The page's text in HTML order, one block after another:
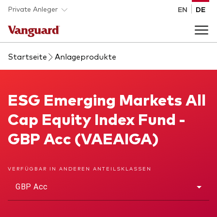
Skip to main content
Private Anleger EN DE
Anlageprodukte
Produktart
ETFs
Wissen
Wie investieren
Startseite Anlageprodukte
ESG Emerging Markets All Cap Equity Index Fund
ESG Emerging Markets All
Cap Equity Index Fund -
GBP Acc (VAEAIGA)
VERFÜGBAR IN ANDEREN ANTEILSKLASSEN
GBP Acc